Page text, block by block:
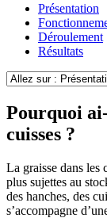
Présentation
Déroulement
Résultats
Pourquoi
cuisses ?
La graisse dans les
plus sujettes au
des hanches, des
s’accompagne